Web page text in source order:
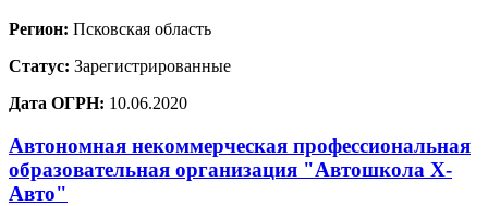
Регион: Псковская область
Статус: Зарегистрированные
Дата ОГРН: 10.06.2020
Автономная некоммерческая профессиональная
образовательная организация "Автошкола Х-
Авто"